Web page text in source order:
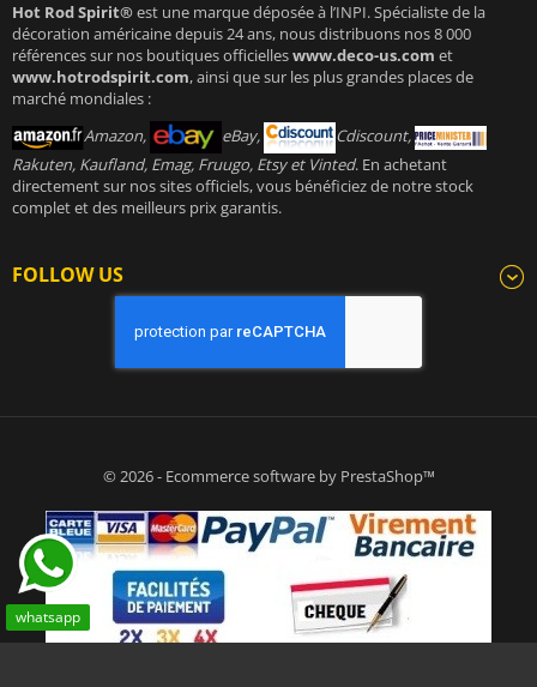
Hot Rod Spirit®est une marque déposée à l’INPI. Spécialiste de la
décoration américaine depuis 24 ans, nous distribuons nos 8 000
références sur nos boutiques officielleswww.deco-us.com et
www.hotrodspirit.com, ainsi que sur les plus grandes places de
marché mondiales :
Amazon,
eBay,
Cdiscount,
Rakuten, Kaufland, Emag, Fruugo, Etsy et Vinted. En achetant
directement sur nos sites officiels, vous bénéficiez de notre stock
complet et des meilleurs prix garantis.
FOLLOW US
whatsapp
© 2026 - Ecommerce software by PrestaShop™